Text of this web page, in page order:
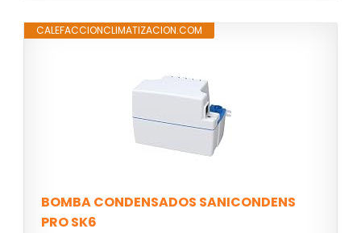
CALEFACCIONCLIMATIZACION.COM
BOMBA CONDENSADOS SANICONDENS
PRO SK6